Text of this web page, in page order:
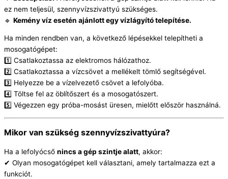
ez nem teljesül, szennyvízszivattyú szükséges.
🔹 Kemény víz esetén ajánlott egy vízlágyító telepítése.
Ha minden rendben van, a következő lépésekkel telepítheti a
mosogatógépet:
1️⃣ Csatlakoztassa az elektromos hálózathoz.
2️⃣ Csatlakoztassa a vízcsövet a mellékelt tömlő segítségével.
3️⃣ Helyezze be a vízelvezető csövet a lefolyóba.
4️⃣ Töltse fel az öblítőszert és a mosogatószert.
5️⃣ Végezzen egy próba-mosást üresen, mielőtt először használná.
Mikor van szükség szennyvízszivattyúra?
Ha a lefolyócső nincs a gép szintje alatt, akkor:
✔ Olyan mosogatógépet kell választani, amely tartalmazza ezt a
funkciót.